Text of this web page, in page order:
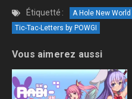
Étiquetté : A Hole New World
Tic-Tac-Letters by POWGI
Vous aimerez aussi